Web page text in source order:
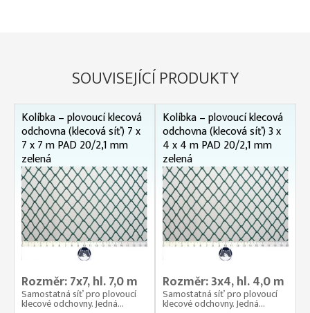
SOUVISEJÍCÍ PRODUKTY
Kolíbka – plovoucí klecová
odchovna (klecová síť) 7 x
7 x 7 m PAD 20/2,1 mm
zelená
Rozměr: 7x7, hl. 7,0 m
Samostatná síť pro plovoucí
klecové odchovny. Jedná...
Kolíbka – plovoucí klecová
odchovna (klecová síť) 3 x
4 x 4 m PAD 20/2,1 mm
zelená
Rozměr: 3x4, hl. 4,0 m
Samostatná síť pro plovoucí
klecové odchovny. Jedná...